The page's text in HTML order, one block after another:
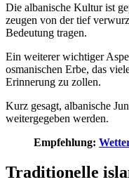
Die albanische Kultur ist
zeugen von der tief
Bedeutung tragen.
Ein weiterer wichtiger
osmanischen Erbe, das
Erinnerung zu zollen.
Kurz gesagt, albanische
weitergegeben werden.
Empfehlung:
Traditionelle